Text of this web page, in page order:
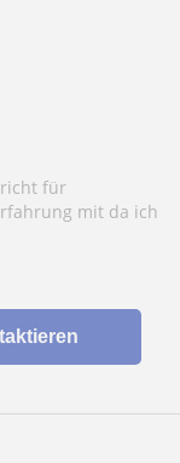
für
mit da ich